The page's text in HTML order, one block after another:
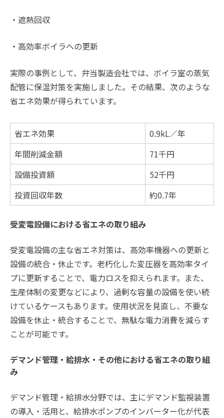
・遮熱回収
・高効率ボイラへの更新
実際の事例として、弁当製造会社では、ボイラ室の蒸気
配管に保温対策を実施しました。その結果、次のような
省エネ効果が得られています。
省エネ効果
0.9kL／年
年間削減金額
71千円
設備投資額
52千円
投資回収年数
約0.7年
受変電設備における省エネの取り組み
受変電設備の主な省エネ対策は、高効率機器への更新と
設備の統合・休止です。老朽化した変圧器を高効率タイ
プに更新することで、電力ロスを抑えられます。また、
生産体制の変更などにより、過剰な容量の設備を使い続
けているケースもあります。使用状況を見直し、不要な
設備を休止・統合することで、無駄な電力消費を減らす
ことが可能です。
デマンド管理・給排水・その他における省エネの取り組
み
デマンド管理・給排水分野では、主にデマンド監視装置
の導入・活用と、給排水ポンプのインバーター化が代表